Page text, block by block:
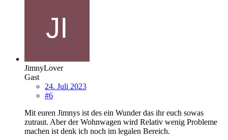
JimnyLover
Gast
24. Juli 2023
#6
Mit euren Jimnys ist des ein Wunder das ihr euch sowas
zutraut. Aber der Wohnwagen wird Relativ wenig Probleme
machen ist denk ich noch im legalen Bereich.